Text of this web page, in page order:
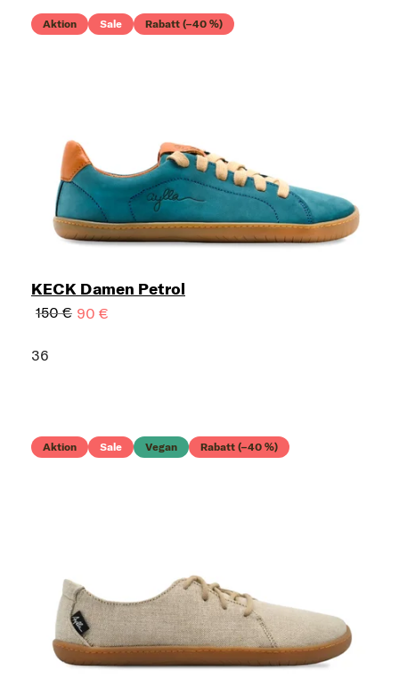
Aktion Sale Rabatt (–40 %)
KECK Damen Petrol
150 € 90 €
36
Aktion Sale Vegan Rabatt (–40 %)